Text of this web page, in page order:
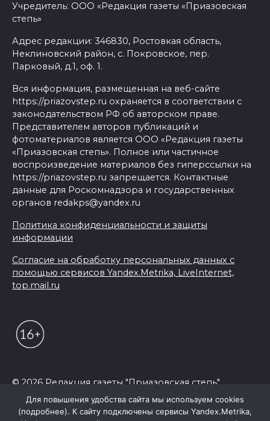
Учредитель: ООО «Редакция газеты «Приазовская
степь»
Адрес редакции: 346830, Ростовкая область,
Неклиновский район, с. Покровское, пер.
Парковый, д.1, оф. 1.
Вся информация, размещенная на веб-сайте
https://priazovstep.ru охраняется в соответствии с
законодательством РФ об авторском праве.
Представителем авторов публикаций и
фотоматериалов является ООО «Редакция газеты
«Приазовская степь». Полное или частичное
воспроизведение материалов без гиперссылки на
https://priazovstep.ru запрещается. Контактные
данные для Роскомнадзора и государственных
органов redakps@yandex.ru
Политика конфиденциальности и защиты
информации
Согласие на обработку персональных данных с
помощью сервисов Yandex.Metrika, LiveInternet,
top.mail.ru
© 2026 Редакция газеты "Приазовская степь"
Для повышения удобства сайта мы используем cookies
(подробнее). К сайту подключены сервисы Yandex.Metrika,